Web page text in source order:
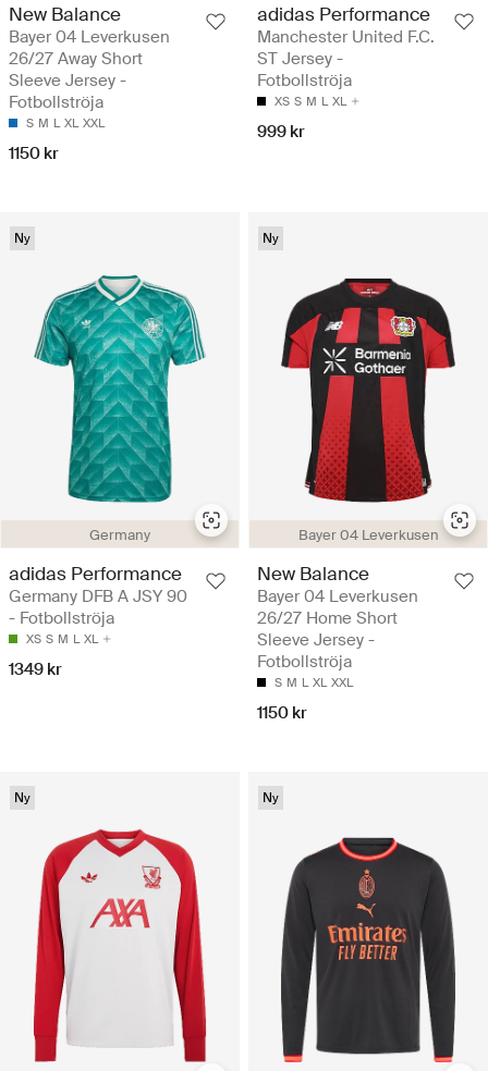
New Balance
Bayer 04 Leverkusen
26/27 Away Short
Sleeve Jersey -
Fotbollströja
S M L XL XXL
1150 kr
adidas Performance
Manchester United F.C.
ST Jersey -
Fotbollströja
XS S M L XL
999 kr
Germany
Ny
adidas Performance
Germany DFB A JSY 90
- Fotbollströja
XS S M L XL
1349 kr
Bayer 04 Leverkusen
Ny
New Balance
Bayer 04 Leverkusen
26/27 Home Short
Sleeve Jersey -
Fotbollströja
S M L XL XXL
1150 kr
Ny Ny